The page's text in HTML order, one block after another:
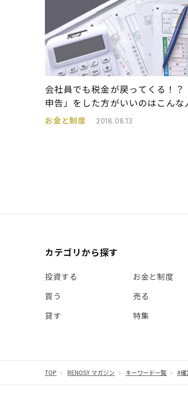
会社員でも税金が戻ってくる！？
申告」をした方がいいのはこんな
お金と制度 2018.08.13
カテゴリから探す
投資する
お金と制度
買う
売る
貸す
特集
TOP RENOSY マガジン キーワード一覧 #確